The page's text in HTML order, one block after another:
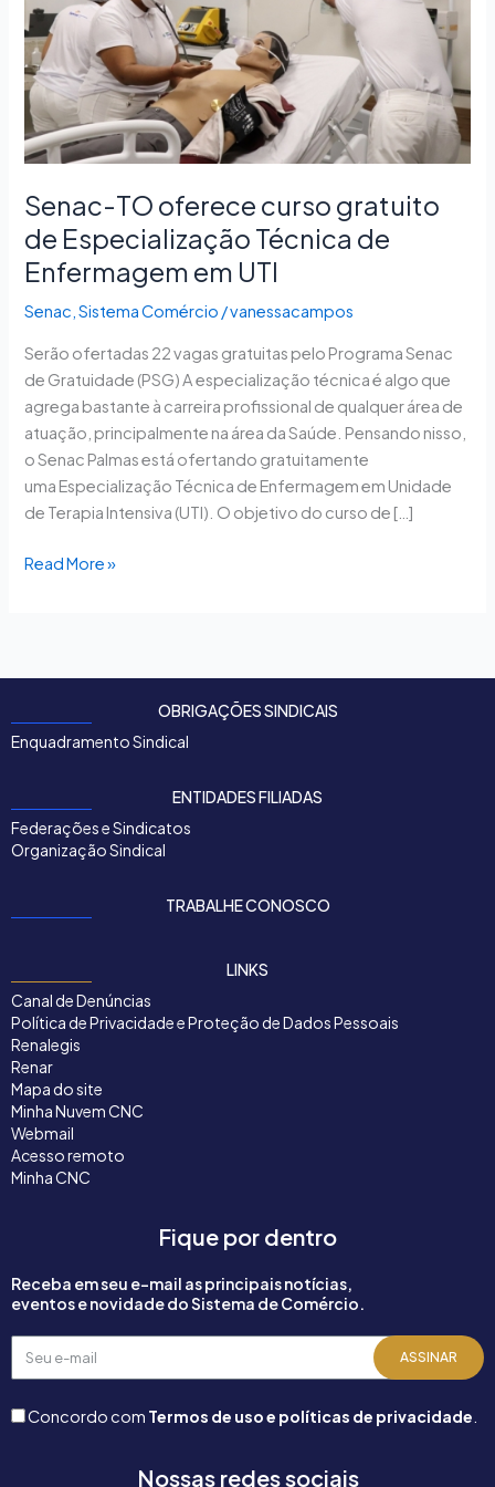
Senac-TO oferece curso gratuito
de Especialização Técnica de
Enfermagem em UTI
Senac,Sistema Comércio /vanessacampos
Serão ofertadas 22 vagas gratuitas pelo Programa Senac
de Gratuidade (PSG) A especialização técnica é algo que
agrega bastante à carreira profissional de qualquer área de
atuação, principalmente na área da Saúde. Pensando nisso,
o Senac Palmas está ofertando gratuitamente
uma Especialização Técnica de Enfermagem em Unidade
de Terapia Intensiva (UTI). O objetivo do curso de […]
Especialização
Técnica
de
Enfermagem
em
UTI
Read More »
OBRIGAÇÕES SINDICAIS
Enquadramento Sindical
ENTIDADES FILIADAS
Federações e Sindicatos
Organização Sindical
TRABALHE CONOSCO
LINKS
Canal de Denúncias
Política de Privacidade e Proteção de Dados Pessoais
Renalegis
Renar
Mapa do site
Minha Nuvem CNC
Webmail
Acesso remoto
Minha CNC
Fique por dentro
Receba em seu e-mail as principais notícias,
eventos e novidade do Sistema de Comércio.
Seu
e-
ASSINAR
Concordo com Termos de uso e políticas de privacidade
Nossas redes sociais